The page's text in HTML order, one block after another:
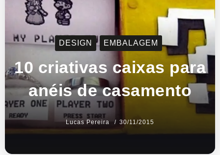
DESIGN EMBALAGEM
10 criativas caixas para
anéis de casamento
Lucas Pereira 30/11/2015